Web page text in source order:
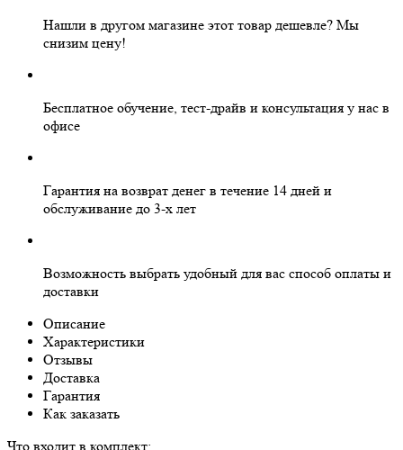
Нашли в другом магазине этот товар дешевле? Мы
снизим цену!
Бесплатное обучение, тест-драйв и консультация у нас в
офисе
Гарантия на возврат денег в течение 14 дней и
обслуживание до 3-х лет
Возможность выбрать удобный для вас способ оплаты и
доставки
Описание
Характеристики
Отзывы
Доставка
Гарантия
Как заказать
Что входит в комплект: